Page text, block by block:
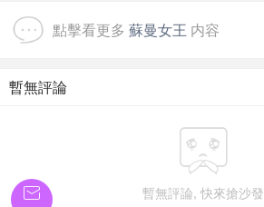
點擊看更多 蘇曼女王 内容
暫無評論

暫無評論, 快來搶沙發
